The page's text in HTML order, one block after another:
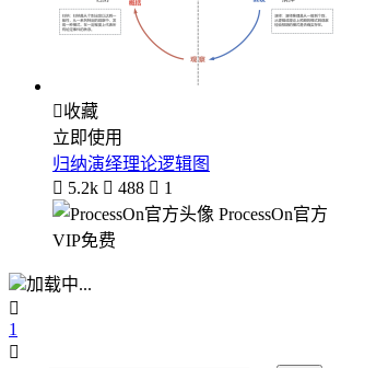
收藏
立即使用
归纳演绎理论逻辑图
 5.2k  488  1
ProcessOn官方
VIP免费
加载中...

1
